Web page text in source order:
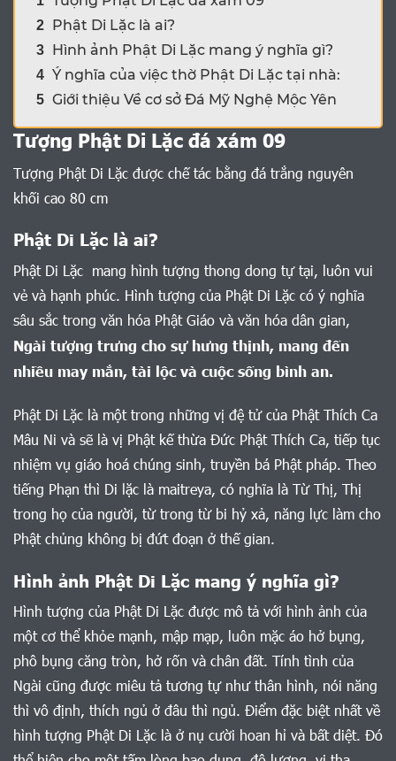
2 Phật Di Lặc là ai?
3 Hình ảnh Phật Di Lặc mang ý nghĩa gì?
4 Ý nghĩa của việc thờ Phật Di Lặc tại nhà:
5 Giới thiệu Về cơ sở Đá Mỹ Nghệ Mộc Yên
Tượng Phật Di Lặc đá xám 09
Tượng Phật Di Lặc được chế tác bằng đá trắng nguyên
khối cao 80 cm
Phật Di Lặc là ai?
Phật Di Lặc mang hình tượng thong dong tự tại, luôn vui
vẻ và hạnh phúc. Hình tượng của Phật Di Lặc có ý nghĩa
sâu sắc trong văn hóa Phật Giáo và văn hóa dân gian,
Ngài tượng trưng cho sự hưng thịnh, mang đến
nhiều may mắn, tài lộc và cuộc sống bình an.
Phật Di Lặc là một trong những vị đệ tử của Phật Thích Ca
Mâu Ni và sẽ là vị Phật kế thừa Đức Phật Thích Ca, tiếp tục
nhiệm vụ giáo hoá chúng sinh, truyền bá Phật pháp. Theo
tiếng Phạn thì Di lặc là maitreya, có nghĩa là Từ Thị, Thị
trong họ của người, từ trong từ bi hỷ xả, năng lực làm cho
Phật chủng không bị đứt đoạn ở thế gian.
Hình ảnh Phật Di Lặc mang ý nghĩa gì?
Hình tượng của Phật Di Lặc được mô tả với hình ảnh của
một cơ thể khỏe mạnh, mập mạp, luôn mặc áo hở bụng,
phô bụng căng tròn, hở rốn và chân đất. Tính tình của
Ngài cũng được miêu tả tương tự như thân hình, nói năng
thì vô định, thích ngủ ở đâu thì ngủ. Điểm đặc biệt nhất về
hình tượng Phật Di Lặc là ở nụ cười hoan hỉ và bất diệt. Đó